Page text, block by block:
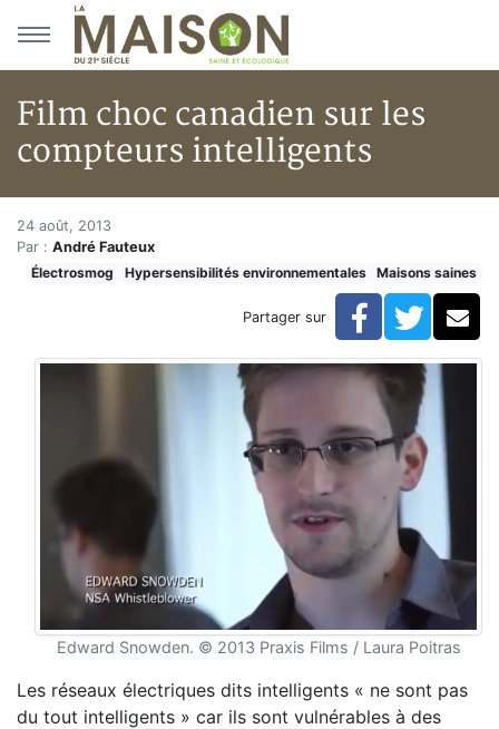
Aller au menu principal
Aller au contenu principal
Film choc canadien sur les
compteurs intelligents
Accueil
Articles
Maisons saines
Hypersensibilités environnementales
Film choc canadien sur les compteurs intelligents
Film choc canadien sur les
24 août, 2013
Par : André Fauteux
Électrosmog
Hypersensibilités environnementales Maisons saines
Partager sur Facebook
Edward Snowden. © 2013 Praxis Films / Laura Poitras
Les réseaux électriques dits intelligents « ne sont pas
du tout intelligents » car ils sont vulnérables à des